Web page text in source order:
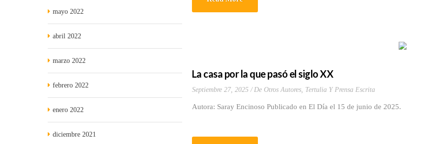
La casa por la que pasó el siglo XX
Septiembre 27, 2025 De Otros Autores, Tertulia Y Prensa Escrita
Autora: Saray Encinoso Publicado en El Día el 15 de junio de 2025.
mayo 2022
abril 2022
marzo 2022
febrero 2022
enero 2022
diciembre 2021